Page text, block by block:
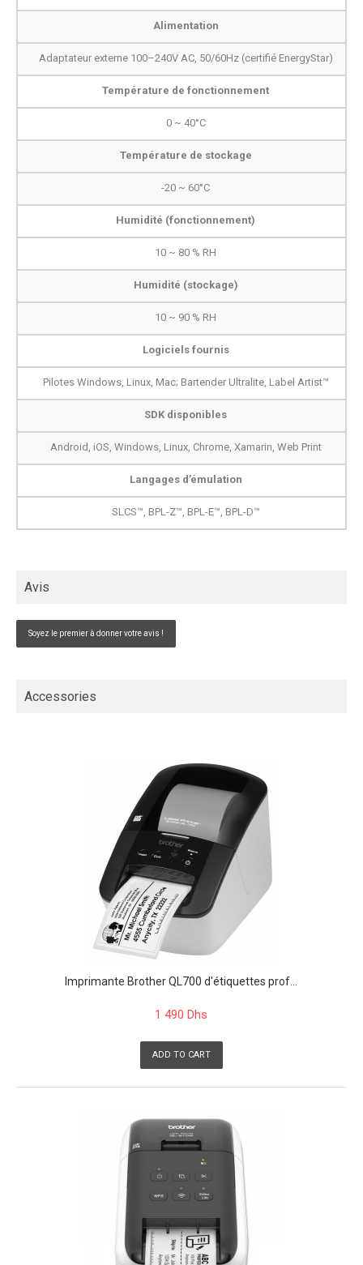
Alimentation
Adaptateur externe 100–240V AC, 50/60Hz (certifié EnergyStar)
Température de fonctionnement
0 ~ 40°C
Température de stockage
-20 ~ 60°C
Humidité (fonctionnement)
10 ~ 80 % RH
Humidité (stockage)
10 ~ 90 % RH
Logiciels fournis
Pilotes Windows, Linux, Mac; Bartender Ultralite, Label Artist™
SDK disponibles
Android, iOS, Windows, Linux, Chrome, Xamarin, Web Print
Langages d’émulation
SLCS™, BPL-Z™, BPL-E™, BPL-D™
Avis
Soyez le premier à donner votre avis !
Accessories
Imprimante Brother QL700 d'étiquettes prof...
1 490 Dhs
ADD TO CART